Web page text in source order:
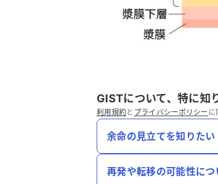
GISTについて、特に知
利用規約と プライバシーポリシー に
余命の見立てを知りたい
再発や転移の可能性に